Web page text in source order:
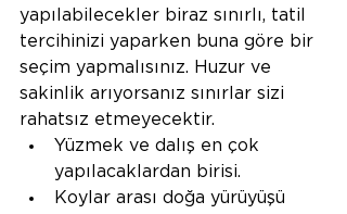
yapılabilecekler biraz sınırlı, tatil
tercihinizi yaparken buna göre bir
seçim yapmalısınız. Huzur ve
sakinlik arıyorsanız sınırlar sizi
rahatsız etmeyecektir.
Yüzmek ve dalış en çok
yapılacaklardan birisi.
Koylar arası doğa yürüyüşü